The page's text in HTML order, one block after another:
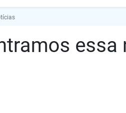
essa